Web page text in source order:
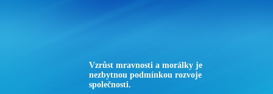
Vzrůst mravnosti a morálky je
nezbytnou podmínkou rozvoje
společnosti.